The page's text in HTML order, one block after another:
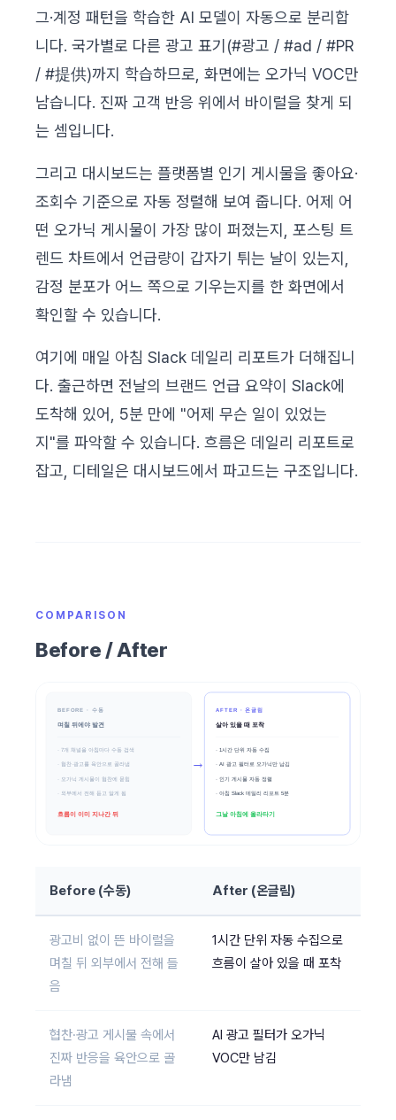
그·계정 패턴을 학습한 AI 모델이 자동으로 분리합
니다. 국가별로 다른 광고 표기(#광고 / #ad / #PR
/ #提供)까지 학습하므로, 화면에는 오가닉 VOC만
남습니다. 진짜 고객 반응 위에서 바이럴을 찾게 되
는 셈입니다.
그리고 대시보드는 플랫폼별 인기 게시물을 좋아요·
조회수 기준으로 자동 정렬해 보여 줍니다. 어제 어
떤 오가닉 게시물이 가장 많이 퍼졌는지, 포스팅 트
렌드 차트에서 언급량이 갑자기 튀는 날이 있는지,
감정 분포가 어느 쪽으로 기우는지를 한 화면에서
확인할 수 있습니다.
여기에 매일 아침 Slack 데일리 리포트가 더해집니
다. 출근하면 전날의 브랜드 언급 요약이 Slack에
도착해 있어, 5분 만에 "어제 무슨 일이 있었는
지"를 파악할 수 있습니다. 흐름은 데일리 리포트로
잡고, 디테일은 대시보드에서 파고드는 구조입니다.
COMPARISON
Before / After
Before (수동) After (온글림)
광고비 없이 뜬 바이럴을
며칠 뒤 외부에서 전해 들
음
1시간 단위 자동 수집으로
흐름이 살아 있을 때 포착
협찬·광고 게시물 속에서
진짜 반응을 육안으로 골
라냄
AI 광고 필터가 오가닉
VOC만 남김